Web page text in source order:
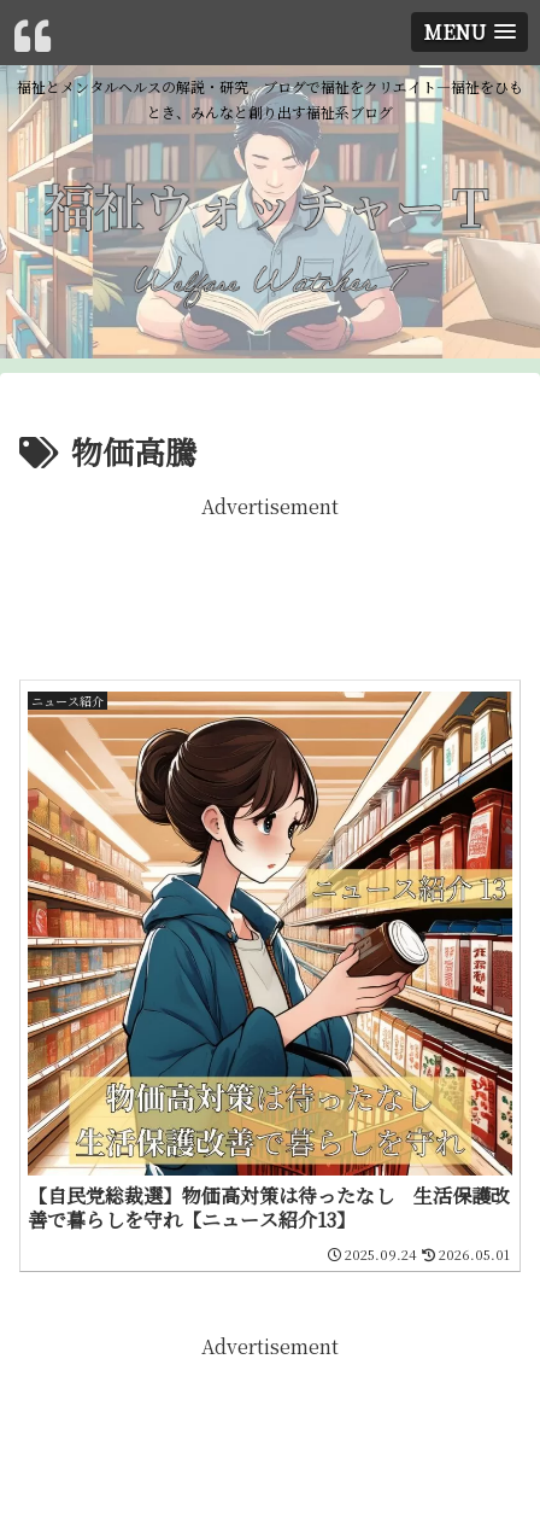
MENU
福祉とメンタルヘルスの解説・研究 ブログで福祉をクリエイト―福祉をひも
とき、みんなと創り出す福祉系ブログ
物価高騰
Advertisement
ニュース紹介
【自民党総裁選】物価高対策は待ったなし 生活保護改
善で暮らしを守れ【ニュース紹介13】
2025.09.24 2026.05.01
Advertisement